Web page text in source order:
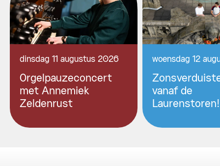
dinsdag 11 augustus 2026
Orgelpauzeconcert
met Annemiek
Zeldenrust
woensdag 12
vanaf de
Laurenstoren!